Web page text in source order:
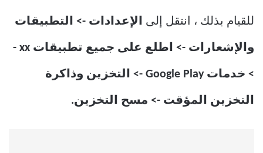
للقيام بذلك ، انتقل إلى الإعدادات -> التطبيقات
والإشعارات -> اطلع على جميع تطبيقات xx -
> خدمات Google Play -> التخزين وذاكرة
التخزين المؤقت -> مسح التخزين.